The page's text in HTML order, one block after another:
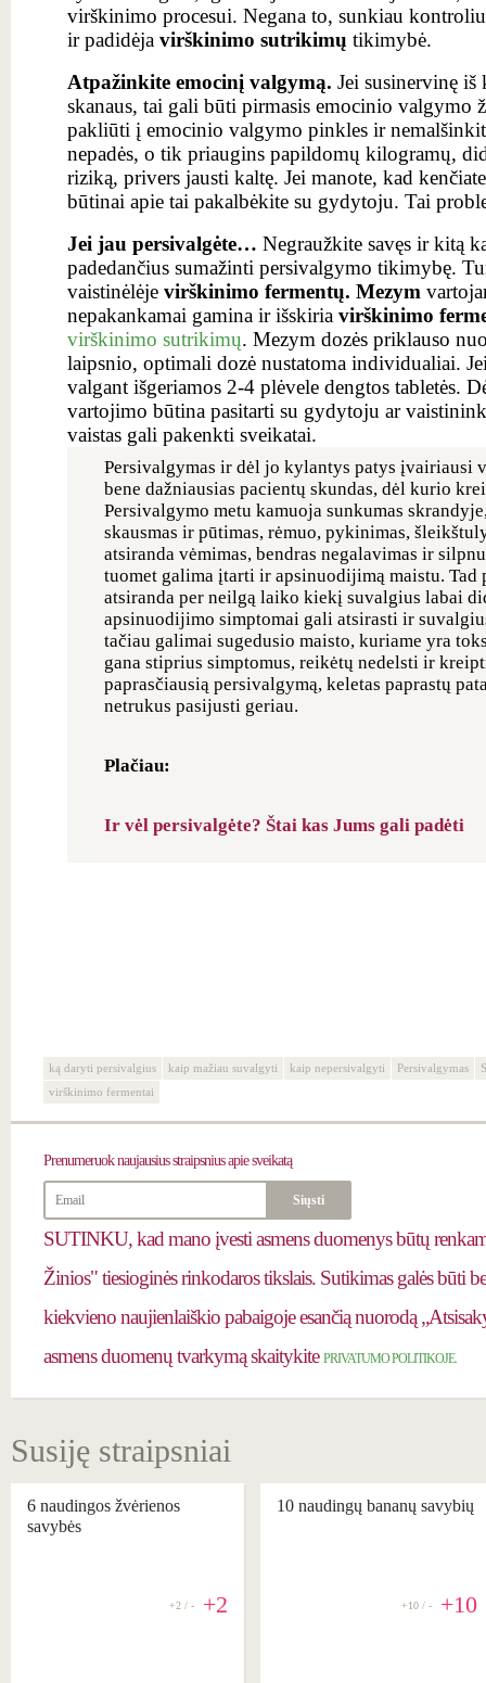
virškinimo procesui. Negana to, sunkiau
ir padidėja virškinimo sutrikimų tikimybė.
Atpažinkite emocinį valgymą. Jei susinervinę iš
skanaus, tai gali būti pirmasis emocinio valgymo
pakliūti į emocinio valgymo pinkles ir
nepadės, o tik priaugins papildomų kilogramų,
riziką, privers jausti kaltę. Jei manote, kad
būtinai apie tai pakalbėkite su gydytoju. Tai
Jei jau persivalgėte… Negraužkite savęs ir kitą
padedančius sumažinti persivalgymo tikimybę.
vaistinėlėje virškinimo fermentų. Mezym
nepakankamai gamina ir išskiria virškinimo
virškinimo sutrikimų. Mezym dozės priklauso
laipsnio, optimali dozė nustatoma individualiai.
valgant išgeriamos 2-4 plėvele dengtos tabletės.
vartojimo būtina pasitarti su gydytoju ar
vaistas gali pakenkti sveikatai.
Persivalgymas ir dėl jo kylantys patys įvairiausi
bene dažniausias pacientų skundas, dėl kurio
Persivalgymo metu kamuoja sunkumas
skausmas ir pūtimas, rėmuo, pykinimas,
atsiranda vėmimas, bendras negalavimas ir
tuomet galima įtarti ir apsinuodijimą maistu.
atsiranda per neilgą laiko kiekį suvalgius labai
apsinuodijimo simptomai gali atsirasti ir
tačiau galimai sugedusio maisto, kuriame yra
gana stiprius simptomus, reikėtų nedelsti ir
paprasčiausią persivalgymą, keletas paprastų
netrukus pasijusti geriau.
Plačiau:
Ir vėl persivalgėte? Štai kas Jums gali padėti
ką daryti persivalgius kaip mažiau suvalgyti kaip nepersivalgyti Persivalgymas
virškinimo fermentai
Prenumeruoknaujausius straipsnius apie sveikatą
SUTINKU, kad mano įvesti asmens duomenys būtų
Žinios" tiesioginės rinkodaros tikslais. Sutikimas galės būti
kiekvieno naujienlaiškio pabaigoje esančią nuorodą
asmens duomenų tvarkymą skaitykite PRIVATUMO POLITIKOJE.
Susiję straipsniai
6 naudingos žvėrienos
savybės
+2 / - +2
10 naudingų bananų savybių
+10 / - +10